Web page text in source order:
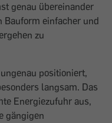
genau übereinander
Bauform einfacher und
zu
positioniert,
langsam. Das
Energiezufuhr aus,
gängigen